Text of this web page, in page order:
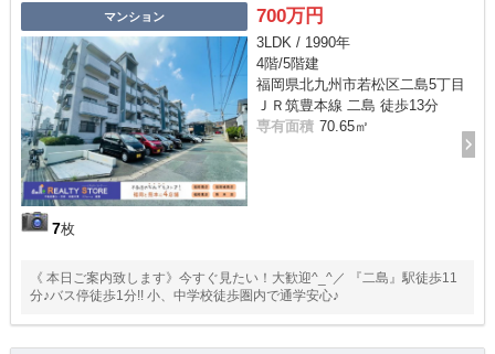
マンション
7枚
700万円
3LDK / 1990年
4階/5階建
福岡県北九州市若松区二島5丁目
ＪＲ筑豊本線 二島 徒歩13分
専有面積 70.65㎡
《 本日ご案内致します》今すぐ見たい！大歓迎^_^／ 『二島』駅徒歩11
分♪バス停徒歩1分!! 小、中学校徒歩圏内で通学安心♪